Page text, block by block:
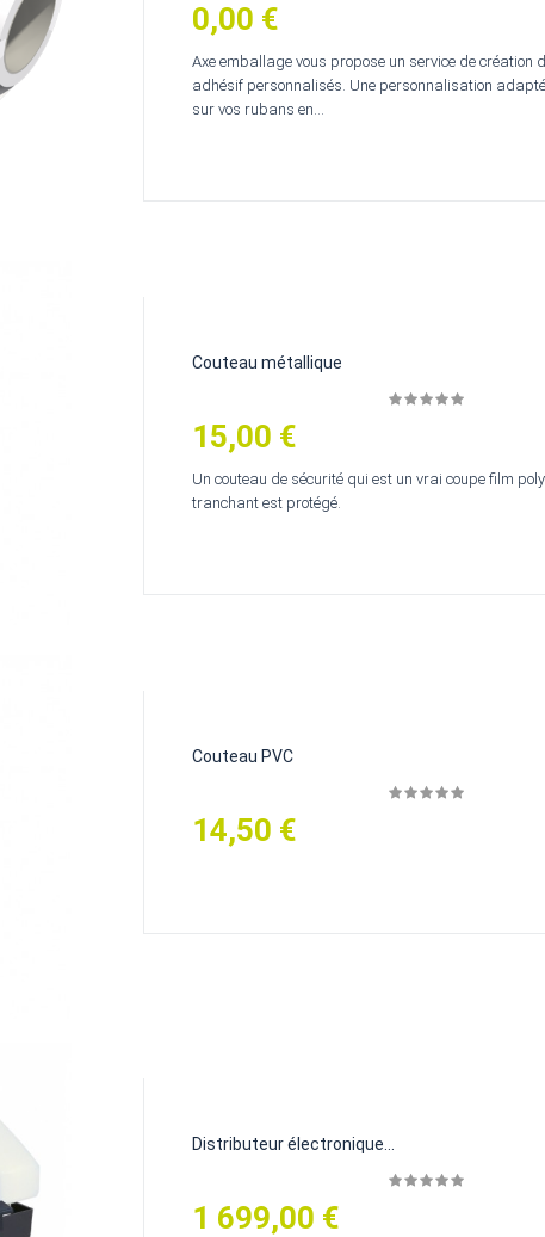
Prix
0,00 €
Axe emballage vous propose un service de création
adhésif personnalisés. Une personnalisation
sur vos rubans en...
Couteau métallique
Prix
15,00 €
Un couteau de sécurité qui est un vrai coupe film
tranchant est protégé.
Couteau PVC
Prix
14,50 €
Distributeur électronique...
Prix
1 699,00 €